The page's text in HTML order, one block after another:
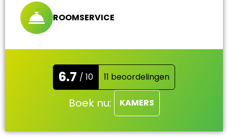
ROOMSERVICE
6.7 / 10 11 beoordelingen
Boek nu: KAMERS